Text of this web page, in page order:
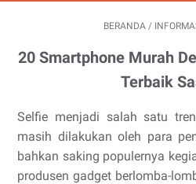
BERANDA /
20 Smartphone Murah
Terbaik
Selfie menjadi salah satu
masih dilakukan oleh para
bahkan saking populernya
produsen gadget berlomba-